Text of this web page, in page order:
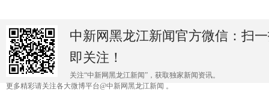
中新网黑龙江新闻官方微信：扫
即关注！
关注“中新网黑龙江新闻”，获取独家新闻资讯。
更多精彩请关注各大微博平台@中新网黑龙江新闻 。